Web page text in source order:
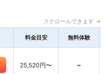
スクロールできます →
料金目安 無料体験
25,520円〜 -